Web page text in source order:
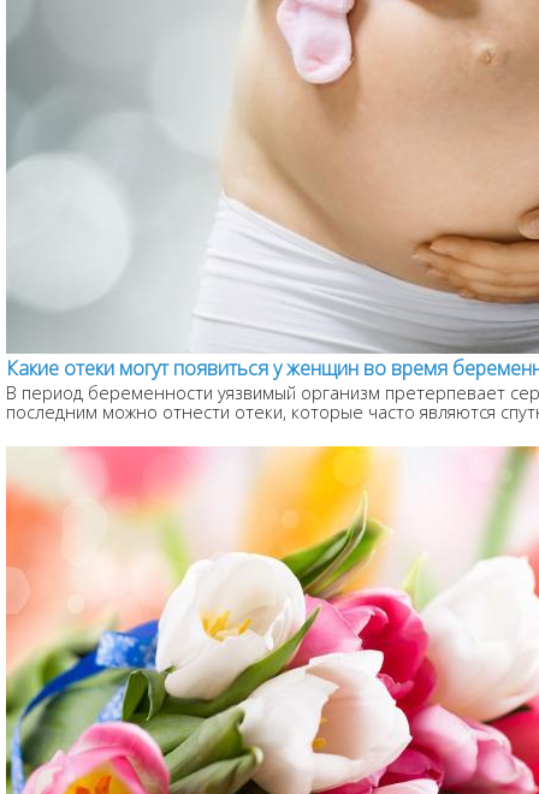
Какие отеки могут появиться у женщин во время
В период беременности уязвимый организм претерпевает
последним можно отнести отеки, которые часто являются